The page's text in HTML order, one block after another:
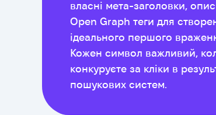
власні мета-заголовки,
Open Graph теги для
ідеального першого
Кожен символ важливий,
конкуруєте за кліки в
пошукових систем.